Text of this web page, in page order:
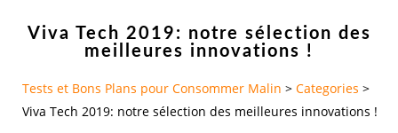
Viva Tech 2019: notre sélection des
meilleures innovations !
Tests et Bons Plans pour Consommer Malin > Categories >
Viva Tech 2019: notre sélection des meilleures innovations !